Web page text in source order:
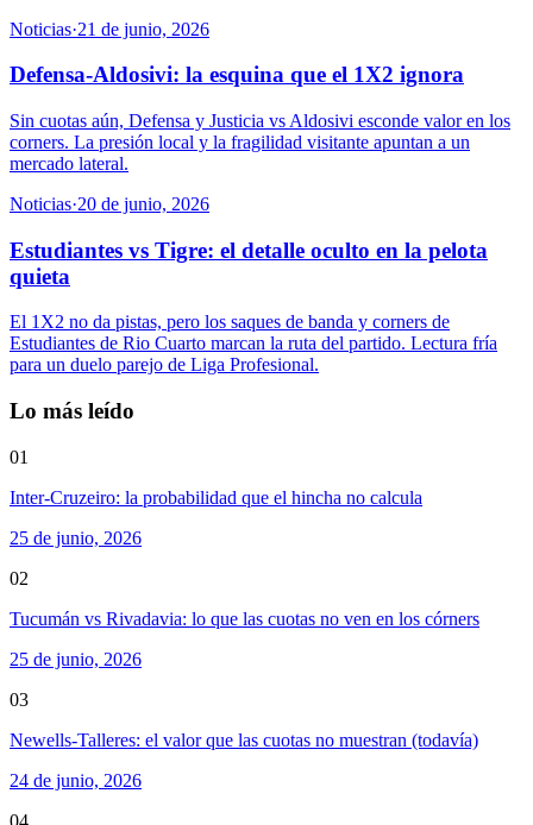
Noticias·21 de junio, 2026
Defensa-Aldosivi: la esquina que el 1X2 ignora
Sin cuotas aún, Defensa y Justicia vs Aldosivi esconde valor en los
corners. La presión local y la fragilidad visitante apuntan a un
mercado lateral.
Noticias·20 de junio, 2026
Estudiantes vs Tigre: el detalle oculto en la pelota
quieta
El 1X2 no da pistas, pero los saques de banda y corners de
Estudiantes de Rio Cuarto marcan la ruta del partido. Lectura fría
para un duelo parejo de Liga Profesional.
Lo más leído
01
Inter-Cruzeiro: la probabilidad que el hincha no calcula
25 de junio, 2026
02
Tucumán vs Rivadavia: lo que las cuotas no ven en los córners
25 de junio, 2026
03
Newells-Talleres: el valor que las cuotas no muestran (todavía)
24 de junio, 2026
04